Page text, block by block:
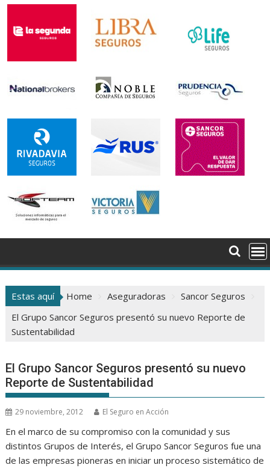
Estas aquí Home Aseguradoras
Sancor Seguros
El Grupo Sancor Seguros presentó su nuevo Reporte de
Sustentabilidad
El Grupo Sancor Seguros presentó su nuevo
Reporte de Sustentabilidad
29 noviembre, 2012 El Seguro en Acción
En el marco de su compromiso con la comunidad y sus
distintos Grupos de Interés, el Grupo Sancor Seguros fue una
de las empresas pioneras en iniciar un proceso sistemático de